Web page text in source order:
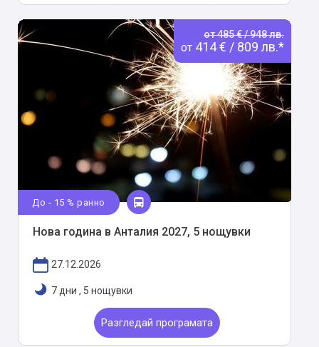
от 485 € / 948 лв.
от 414 € / 809 лв.*
До - 15 % ранно
Нова година в Анталия 2027, 5 нощувки
27.12.2026
7 дни , 5 нощувки
Разгледай програмата